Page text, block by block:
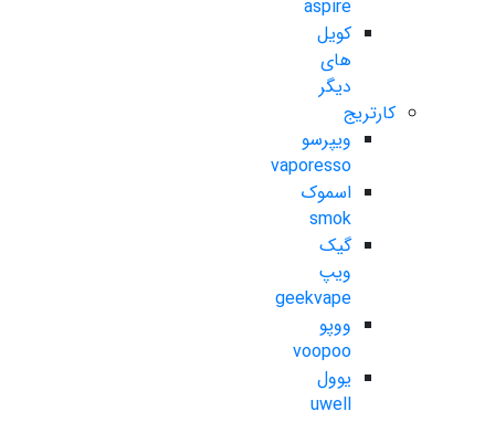
aspire
کویل
های
دیگر
کارتریج
ویپرسو
vaporesso
اسموک
smok
گیک
ویپ
geekvape
ووپو
voopoo
یوول
uwell